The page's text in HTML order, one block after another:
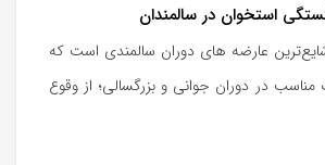
استخوان در سالمندان
عارضه های دوران سالمندی است که
مناسب در دوران جوانی و بزرگسالی؛ از وقوع